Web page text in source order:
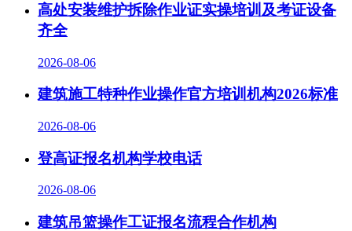
高处安装维护拆除作业证实操培训及考证设备
齐全
2026-08-06
建筑施工特种作业操作官方培训机构2026标准
2026-08-06
登高证报名机构学校电话
2026-08-06
建筑吊篮操作工证报名流程合作机构